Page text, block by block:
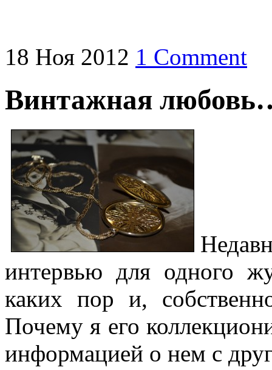
18 Ноя 2012 1 Comment
Винтажная
интервью для одного
каких пор и,
Почему я его
информацией о нем с